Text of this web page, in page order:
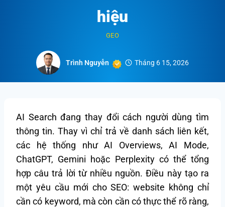
hiệu
GEO
Trình Nguyễn Tháng 6 15, 2026
AI Search đang thay đổi cách người dùng tìm
thông tin. Thay vì chỉ trả về danh sách liên kết,
các hệ thống như AI Overviews, AI Mode,
ChatGPT, Gemini hoặc Perplexity có thể tổng
hợp câu trả lời từ nhiều nguồn. Điều này tạo ra
một yêu cầu mới cho SEO: website không chỉ
cần có keyword, mà còn cần có thực thể rõ ràng,